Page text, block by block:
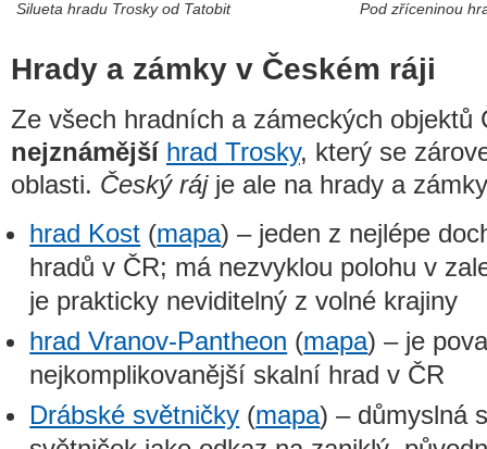
Silueta hradu Trosky od Tatobit Pod zříceninou
Hrady a zámky v Českém ráji
Ze všech hradních a zámeckých objektů
nejznámější hrad Trosky, který se
oblasti. Český rájje ale na hrady a
hrad Kost (mapa) – jeden z nejlépe
hradů v ČR; má nezvyklou polohu v
je prakticky neviditelný z volné krajiny
hrad Vranov-Pantheon (mapa) – je
nejkomplikovanější skalní hrad v ČR
Drábské světničky (mapa) – důmyslná